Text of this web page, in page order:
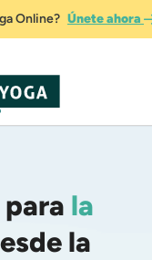
Online? Únete ahora
para la
la